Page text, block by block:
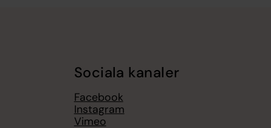
Sociala kanaler
Facebook
Instagram
Vimeo